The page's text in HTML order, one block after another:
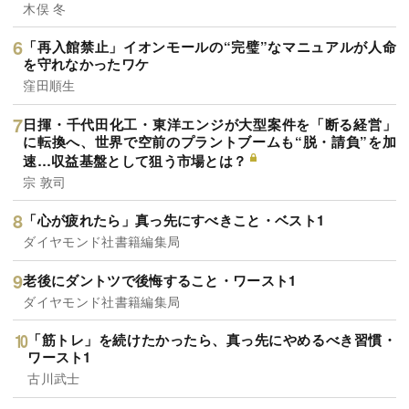
木俣 冬
「再入館禁止」イオンモールの“完璧”なマニュアルが人命
を守れなかったワケ
窪田順生
日揮・千代田化工・東洋エンジが大型案件を「断る経営」
に転換へ、世界で空前のプラントブームも“脱・請負”を加
速…収益基盤として狙う市場とは？
宗 敦司
「心が疲れたら」真っ先にすべきこと・ベスト1
ダイヤモンド社書籍編集局
老後にダントツで後悔すること・ワースト1
ダイヤモンド社書籍編集局
「筋トレ」を続けたかったら、真っ先にやめるべき習慣・
ワースト1
古川武士